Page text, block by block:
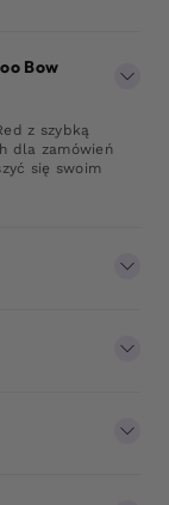
Bow
z szybką
dla zamówień
się swoim